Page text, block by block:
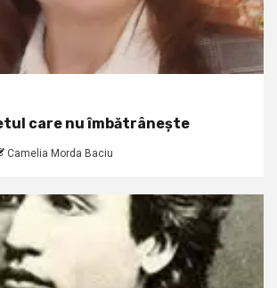
care nu îmbătrânește
Camelia Morda Baciu